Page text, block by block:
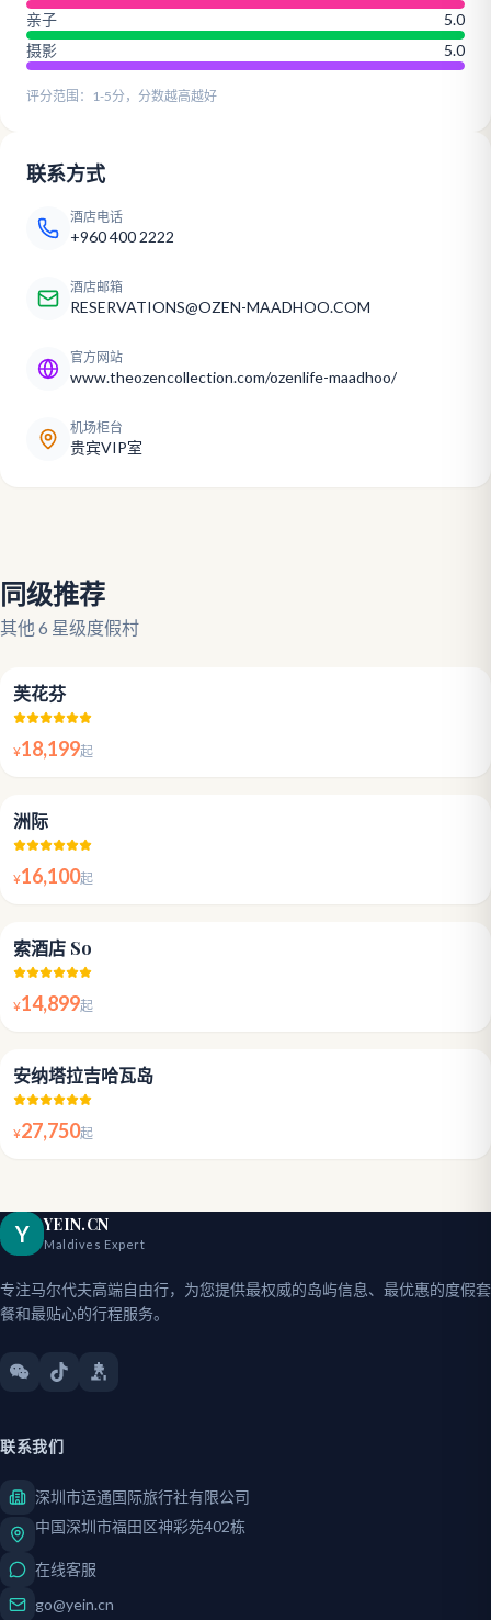
亲子
5.0
摄影
5.0
评分范围：1-5分，分数越高越好
联系方式
酒店电话
+960 400 2222
酒店邮箱
RESERVATIONS@OZEN-MAADHOO.COM
官方网站
www.theozencollection.com/ozenlife-maadhoo/
机场柜台
贵宾VIP室
同级推荐
其他 6 星级度假村
芙花芬
¥18,199起
洲际
¥16,100起
索酒店 So
¥14,899起
安纳塔拉吉哈瓦岛
¥27,750起
Y YEIN.CN
Maldives Expert
专注马尔代夫高端自由行，为您提供最权威的岛屿信息、最优惠的度假套
餐和最贴心的行程服务。
联系我们
深圳市运通国际旅行社有限公司
中国深圳市福田区神彩苑402栋
在线客服
go@yein.cn